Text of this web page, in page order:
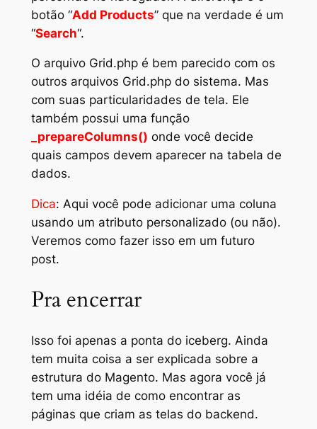
botão “Add Products” que na verdade é um
“Search“.
O arquivo Grid.phpé bem parecido com os
outros arquivos Grid.phpdo sistema. Mas
com suas particularidades de tela. Ele
também possui uma função
_prepareColumns() onde você decide
quais campos devem aparecer na tabela de
dados.
Dica: Aqui você pode adicionar uma coluna
usando um atributo personalizado (ou não).
Veremos como fazer isso em um futuro
post.
Pra encerrar
Isso foi apenas a ponta do iceberg. Ainda
tem muita coisa a ser explicada sobre a
estrutura do Magento. Mas agora você já
tem uma idéia de como encontrar as
páginas que criam as telas do backend.